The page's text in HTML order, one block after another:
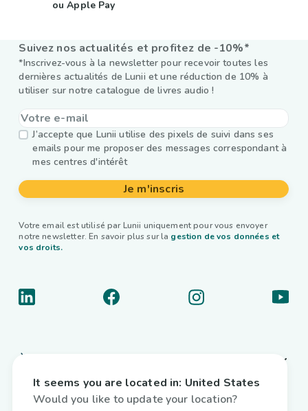
ou Apple Pay
Suivez nos actualités et profitez de -10%*
*Inscrivez-vous à la newsletter pour recevoir toutes les
dernières actualités de Lunii et une réduction de 10% à
utiliser sur notre catalogue de livres audio !
J’accepte que Lunii utilise des pixels de suivi dans ses
emails pour me proposer des messages correspondant à
mes centres d'intérêt
Je m'inscris
Votre email est utilisé par Lunii uniquement pour vous envoyer
notre newsletter. En savoir plus sur la gestion de vos données et
vos droits.
Liens utiles
It seems you are located in: United States
Would you like to update your location?